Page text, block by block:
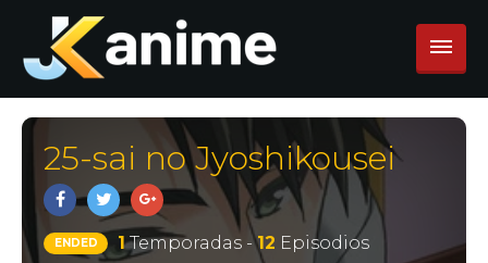
25-sai no Jyoshikousei
ENDED 1Temporadas -12 Episodios